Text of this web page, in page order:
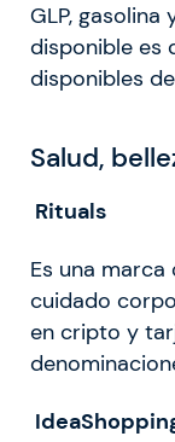
GLP,
disponible es
disponibles
Salud,
Rituals
Es una
cuidado
en cripto y